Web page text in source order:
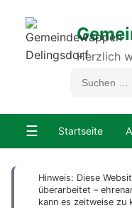
Herzlich
☰ Startseite
Hinweis: Diese
überarbeitet –
kann es zeitweise zu